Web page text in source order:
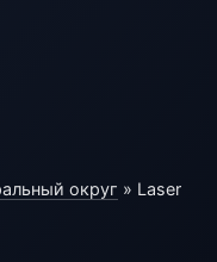
округ » Laser